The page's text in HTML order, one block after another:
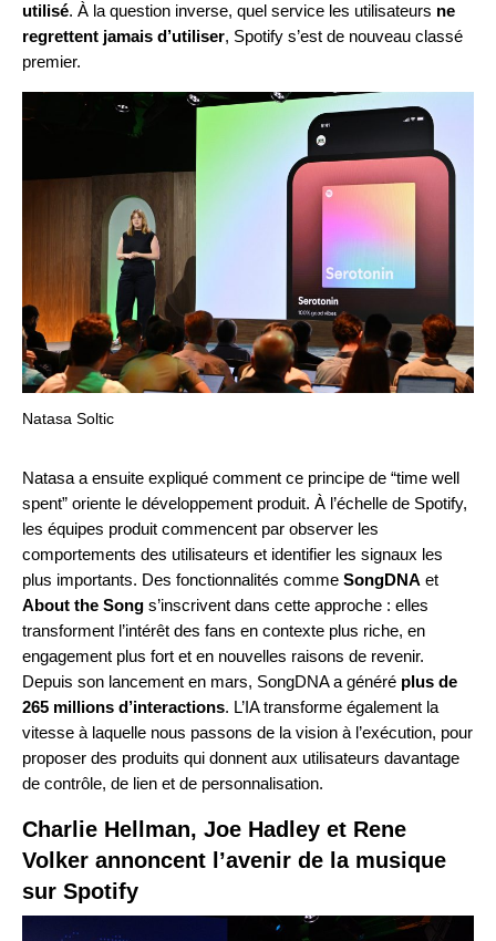
utilisé. À la question inverse, quel service les utilisateurs ne
regrettent jamais d’utiliser, Spotify s’est de nouveau classé
premier.
Natasa Soltic
Natasa a ensuite expliqué comment ce principe de “time well
spent” oriente le développement produit. À l’échelle de Spotify,
les équipes produit commencent par observer les
comportements des utilisateurs et identifier les signaux les
plus importants. Des fonctionnalités comme SongDNA et
About the Song s’inscrivent dans cette approche : elles
transforment l’intérêt des fans en contexte plus riche, en
engagement plus fort et en nouvelles raisons de revenir.
Depuis son lancement en mars, SongDNA a généré plus de
265 millions d’interactions. L’IA transforme également la
vitesse à laquelle nous passons de la vision à l’exécution, pour
proposer des produits qui donnent aux utilisateurs davantage
de contrôle, de lien et de personnalisation.
Charlie Hellman, Joe Hadley et Rene
Volker annoncent l’avenir de la musique
sur Spotify